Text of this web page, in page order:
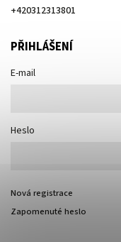
+420312313801
PŘIHLÁŠENÍ
E-mail
Heslo
Nová registrace
Zapomenuté heslo